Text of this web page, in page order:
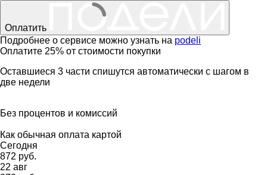
Оплатить
Подробнее о сервисе можно узнать на podeli
Оплатите 25% от стоимости покупки
Оставшиеся 3 части спишутся автоматически с шагом в
две недели
Без процентов и комиссий
Как обычная оплата картой
Сегодня
872 руб.
22 авг